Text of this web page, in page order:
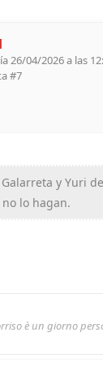
26/04/2026 a las
#7
Galarreta y Yuri
lo hagan.
è un giorno